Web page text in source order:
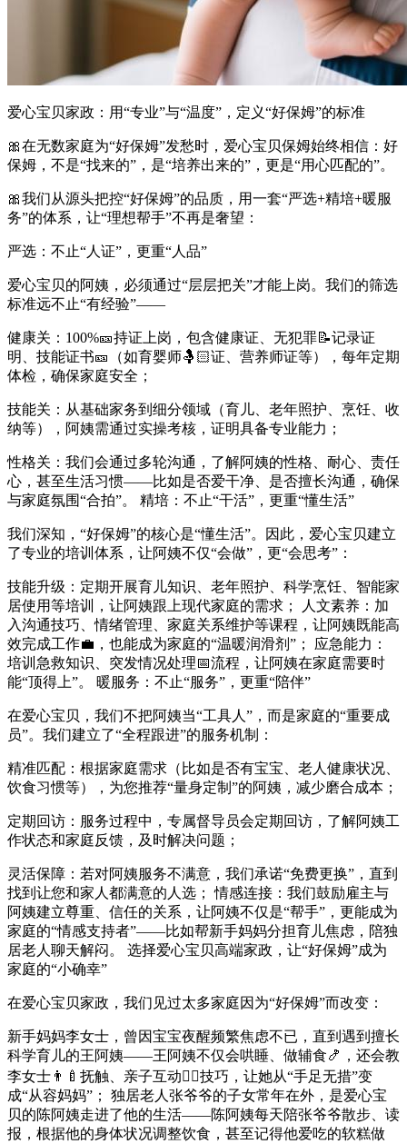
爱心宝贝家政：用“专业”与“温度”，定义“好保姆”的标准
🎀在无数家庭为“好保姆”发愁时，爱心宝贝保姆始终相信：好
保姆，不是“找来的”，是“培养出来的”，更是“用心匹配的”。
🎀我们从源头把控“好保姆”的品质，用一套“严选+精培+暖服
务”的体系，让“理想帮手”不再是奢望：
严选：不止“人证”，更重“人品”
爱心宝贝的阿姨，必须通过“层层把关”才能上岗。我们的筛选
标准远不止“有经验”——
健康关：100%🎫持证上岗，包含健康证、无犯罪📝记录证
明、技能证书🎫（如育婴师🤱🏻证、营养师证等），每年定期
体检，确保家庭安全；
技能关：从基础家务到细分领域（育儿、老年照护、烹饪、收
纳等），阿姨需通过实操考核，证明具备专业能力；
性格关：我们会通过多轮沟通，了解阿姨的性格、耐心、责任
心，甚至生活习惯——比如是否爱干净、是否擅长沟通，确保
与家庭氛围“合拍”。 精培：不止“干活”，更重“懂生活”
我们深知，“好保姆”的核心是“懂生活”。因此，爱心宝贝建立
了专业的培训体系，让阿姨不仅“会做”，更“会思考”：
技能升级：定期开展育儿知识、老年照护、科学烹饪、智能家
居使用等培训，让阿姨跟上现代家庭的需求； 人文素养：加
入沟通技巧、情绪管理、家庭关系维护等课程，让阿姨既能高
效完成工作💼，也能成为家庭的“温暖润滑剂”； 应急能力：
培训急救知识、突发情况处理📅流程，让阿姨在家庭需要时
能“顶得上”。 暖服务：不止“服务”，更重“陪伴”
在爱心宝贝，我们不把阿姨当“工具人”，而是家庭的“重要成
员”。我们建立了“全程跟进”的服务机制：
精准匹配：根据家庭需求（比如是否有宝宝、老人健康状况、
饮食习惯等），为您推荐“量身定制”的阿姨，减少磨合成本；
定期回访：服务过程中，专属督导员会定期回访，了解阿姨工
作状态和家庭反馈，及时解决问题；
灵活保障：若对阿姨服务不满意，我们承诺“免费更换”，直到
找到让您和家人都满意的人选； 情感连接：我们鼓励雇主与
阿姨建立尊重、信任的关系，让阿姨不仅是“帮手”，更能成为
家庭的“情感支持者”——比如帮新手妈妈分担育儿焦虑，陪独
居老人聊天解闷。 选择爱心宝贝高端家政，让“好保姆”成为
家庭的“小确幸”
在爱心宝贝家政，我们见过太多家庭因为“好保姆”而改变：
新手妈妈李女士，曾因宝宝夜醒频繁焦虑不已，直到遇到擅长
科学育儿的王阿姨——王阿姨不仅会哄睡、做辅食🍤，还会教
李女士👨‍🍼抚触、亲子互动🤹‍♂️技巧，让她从“手足无措”变
成“从容妈妈”； 独居老人张爷爷的子女常年在外，是爱心宝
贝的陈阿姨走进了他的生活——陈阿姨每天陪张爷爷散步、读
报，根据他的身体状况调整饮食，甚至记得他爱吃的软糕做